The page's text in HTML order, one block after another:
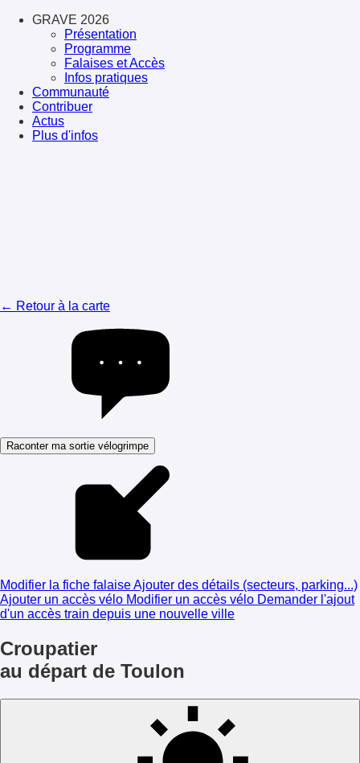
GRAVE 2026
Présentation
Programme
Falaises et Accès
Infos pratiques
Communauté
Contribuer
Actus
Plus d'infos
← Retour à la carte
Raconter ma sortie vélogrimpe
Modifier la fiche falaiseAjouter des détails (secteurs, parking...)
Ajouter un accès vélo Modifier un accès vélo Demander l'ajout
d'un accès train depuis une nouvelle ville
Croupatier
au départ de Toulon